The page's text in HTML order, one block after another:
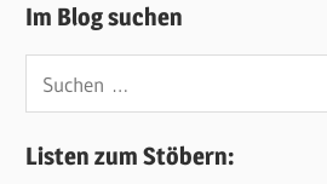
Im Blog suchen
nach:
Listen zum Stöbern: